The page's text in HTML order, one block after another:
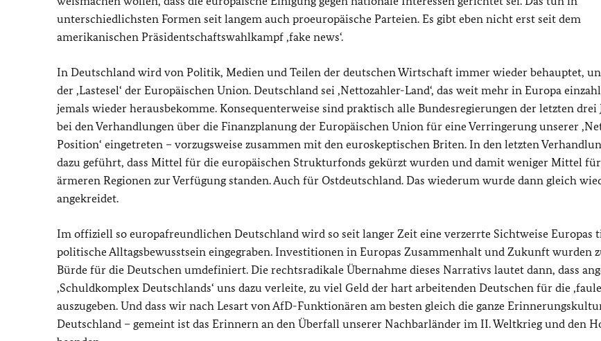
unterschiedlichsten Formen seit langem auch proeuropäische Parteien. Es gibt eben nicht erst seit dem
amerikanischen Präsidentschaftswahlkampf ‚fake news‘.
In Deutschland wird von Politik, Medien und Teilen der deutschen Wirtschaft immer wieder behauptet,
der ‚Lastesel‘ der Europäischen Union. Deutschland sei ‚Nettozahler-Land‘, das weit mehr in Europa
jemals wieder herausbekomme. Konsequenterweise sind praktisch alle Bundesregierungen der letzten drei
bei den Verhandlungen über die Finanzplanung der Europäischen Union für eine Verringerung unserer
Position‘ eingetreten – vorzugsweise zusammen mit den euroskeptischen Briten. In den letzten
dazu geführt, dass Mittel für die europäischen Strukturfonds gekürzt wurden und damit weniger Mittel
ärmeren Regionen zur Verfügung standen. Auch für Ostdeutschland. Das wiederum wurde dann gleich
angekreidet.
Im offiziell so europafreundlichen Deutschland wird so seit langer Zeit eine verzerrte Sichtweise Europas
politische Alltagsbewusstsein eingegraben. Investitionen in Europas Zusammenhalt und Zukunft wurden
Bürde für die Deutschen umdefiniert. Die rechtsradikale Übernahme dieses Narrativs lautet dann, dass
‚Schuldkomplex Deutschlands‘ uns dazu verleite, zu viel Geld der hart arbeitenden Deutschen für die
auszugeben. Und dass wir nach Lesart von AfD-Funktionären am besten gleich die ganze
Deutschland – gemeint ist das Erinnern an den Überfall unserer Nachbarländer im II. Weltkrieg und den